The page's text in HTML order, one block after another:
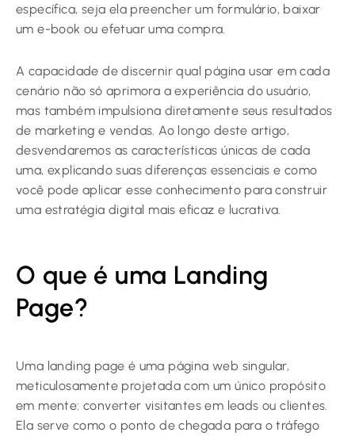
específica, seja ela preencher um formulário, baixar
um e-book ou efetuar uma compra.
A capacidade de discernir qual página usar em cada
cenário não só aprimora a experiência do usuário,
mas também impulsiona diretamente seus resultados
de marketing e vendas. Ao longo deste artigo,
desvendaremos as características únicas de cada
uma, explicando suas diferenças essenciais e como
você pode aplicar esse conhecimento para construir
uma estratégia digital mais eficaz e lucrativa.
O que é uma Landing
Page?
Uma landing page é uma página web singular,
meticulosamente projetada com um único propósito
em mente: converter visitantes em leads ou clientes.
Ela serve como o ponto de chegada para o tráfego